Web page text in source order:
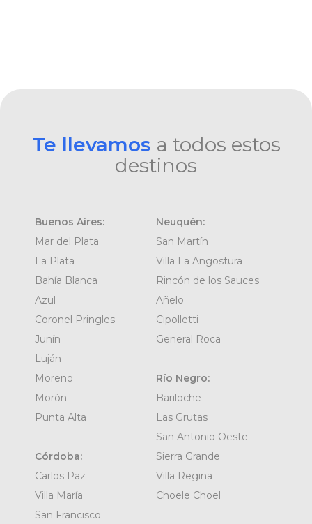
Te llevamos a todos estos
destinos
Buenos Aires:
Mar del Plata
La Plata
Bahía Blanca
Azul
Coronel Pringles
Junín
Luján
Moreno
Morón
Punta Alta
Córdoba:
Carlos Paz
Villa María
San Francisco
Neuquén:
San Martín
Villa La Angostura
Rincón de los Sauces
Añelo
Cipolletti
General Roca
Río Negro:
Bariloche
Las Grutas
San Antonio Oeste
Sierra Grande
Villa Regina
Choele Choel